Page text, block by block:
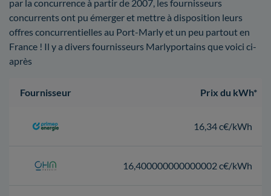
par la concurrence à partir de 2007, les fournisseurs
concurrents ont pu émerger et mettre à disposition leurs
offres concurrentielles au Port-Marly et un peu partout en
France ! Il y a divers fournisseurs Marlyportains que voici ci-
après
Fournisseur Prix du kWh*
16,34 c€/kWh
16,400000000000002 c€/kWh